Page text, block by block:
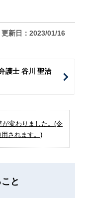
更新日：2023/01/16
護士 谷川 聖治
が変わりました。(令
されます。)
と